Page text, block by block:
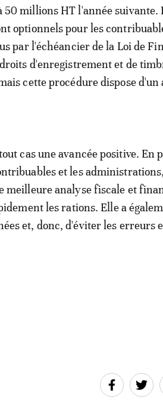
50 millions HT l'année suivante.
optionnels pour les
par l'échéancier de la Loi de
d'enregistrement et de
cette procédure dispose
cas une avancée positive. En
et les
meilleure analyse fiscale et
les rations. Elle a
et, donc, d'éviter les erreurs